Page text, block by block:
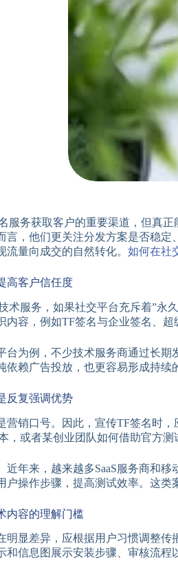
服务获取客户的重要渠道，但真
言，他们更关注分发方案是否稳
量向成交的自然转化。 如何在社
高客户信任度
术服务，如果社交平台充斥着”永
容，例如TF签名与企业签名、
台为例，不少技术服务商通过长
赖广告投放，也更容易形成持续
反复强调优势
营销口号。因此，宣传TF签名时
，或者某创业团队如何借助官方测
年来，越来越多SaaS服务商和
户操作步骤，提高测试效率。这
内容的理解门槛
明显差异，应根据用户习惯调整
信息图展示安装步骤、审核流程